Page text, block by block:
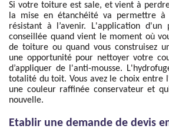
Si votre toiture est sale, et vient à
la mise en étanchéité va permettre
résistant à l’avenir. L'application d'un
conseillée quand vient le moment où
de toiture ou quand vous construisez
une opportunité pour nettoyer votre
d’appliquer de l'anti-mousse.
totalité du toit. Vous avez le choix entre
une couleur raffinée conservateur et
nouvelle.
Etablir une demande de devis